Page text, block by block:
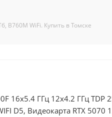
B760M WiFi. Купить в Томске
16x5.4 ГГц 12x4.2 ГГц TDP
D5, Видеокарта RTX 5070